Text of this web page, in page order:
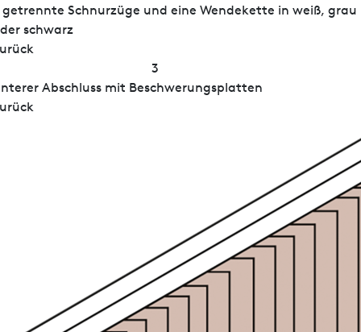
getrennte Schnurzüge und eine Wendekette in weiß, grau
schwarz
3
Abschluss mit Beschwerungsplatten